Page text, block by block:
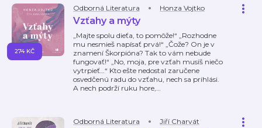
Odborná Literatura Honza Vojtko
Vzťahy a mýty
„Majte spolu dieťa, to pomôže!“ „Rozhodne
mu nesmieš napísať prvá!“ „Čože? On je v
znamení Škorpióna? Tak to vám nebude
fungovať!“ „No, moja, pre vzťah musíš niečo
vytrpieť…“ Kto ešte nedostal zaručene
osvedčenú radu do vzťahu, nech sa prihlási.
A nech podrží ruku hore,…
274 KČ
Odborná Literatura Jiří Charvát